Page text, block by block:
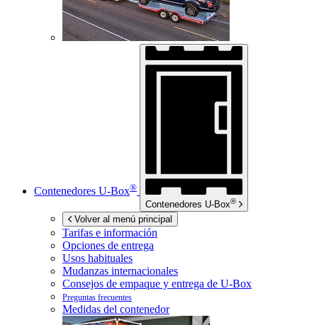
Contenedores U-Box®
Contenedores U-Box®
Volver al menú principal
Tarifas e información
Opciones de entrega
Usos habituales
Mudanzas internacionales
Consejos de empaque y entrega de U-Box
Preguntas frecuentes
Medidas del contenedor